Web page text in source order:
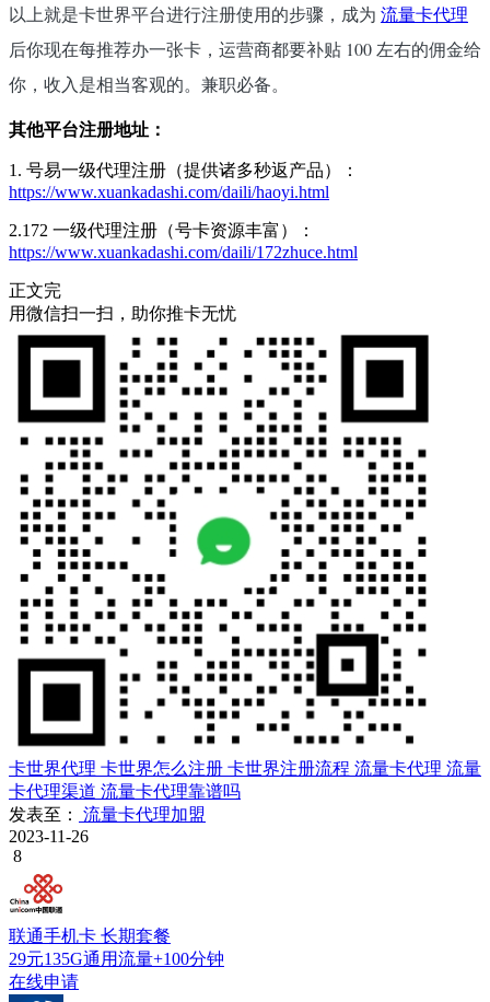
以上就是卡世界平台进行注册使用的步骤，成为 流量卡代理
后你现在每推荐办一张卡，运营商都要补贴 100 左右的佣金给
你，收入是相当客观的。兼职必备。
其他平台注册地址：
1. 号易一级代理注册（提供诸多秒返产品）：
https://www.xuankadashi.com/daili/haoyi.html
2.172 一级代理注册（号卡资源丰富）：
https://www.xuankadashi.com/daili/172zhuce.html
正文完
用微信扫一扫，助你推卡无忧
卡世界代理 卡世界怎么注册 卡世界注册流程 流量卡代理 流量
卡代理渠道 流量卡代理靠谱吗
发表至：
流量卡代理加盟
2023-11-26
8
联通手机卡 长期套餐
29元135G通用流量+100分钟
在线申请